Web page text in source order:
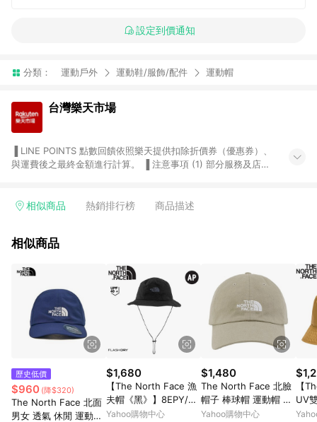
設定到價通知
分類： 運動戶外 運動鞋/服飾/配件 運動帽
台灣樂天市場
與運費後之最終金額進行計算。 ▐ 注意事項 (1) 部分服務及店家
Smart mobile、神腦生活、JS巨盛、樂天KOBO電子書，請詳閱
台灣樂天市場，並在同一瀏覽器於24小時內結帳，才享有 LINE
市場 45 天內完成訂單出貨及結帳，則不符合贈點資格。 (4) 如
使用APP、或中途瀏覽比價網、回饋網、Google等其他網頁、或
由網頁版(電腦版/手機版網頁)切換為App都將會造成追蹤中斷而
無法進行 LINE POINTS 回饋。 (5) LINE 購物為購物資訊整合性
平台，商品資料更新會有時間差，如顯示之商品規格、顏色、價
位、贈品與台灣樂天市場銷售網頁不符，以銷售網頁標示為準。
(6) 導購訂單已逾 365 天，根據台灣樂天回饋規定，逾期訂單將
點數回饋或點數回饋有爭議，台灣樂天市場保有更改條款與法律
追訴之權利，活動詳情以樂天市場網站公告為準。
相似商品 熱銷排行榜 商品描述
相似商品
歷史低價
$960 (降$320)
The North Face 北面
男女 透氣 休閒 運動帽
$1,680
【The North Face 漁
夫帽《黑》】8EPY/戶
外遮陽帽/機能帽/防潑
Yahoo購物中心
$1,480
The North Face 北臉
帽子 棒球帽 運動帽 遮
陽帽 NORM HAT 陶土
Yahoo購物中心
【
UV
其》